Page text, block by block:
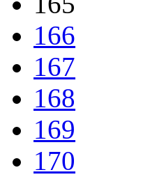
166
167
168
169
170